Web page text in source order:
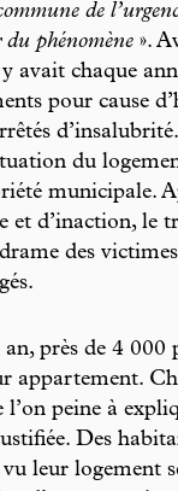
de
du phénomène ».
avait chaque
pour cause
du
municipale.
et d’inaction, le
des victimes
près de 4 000
appartement.
l’on peine à
Des
vu leur logement